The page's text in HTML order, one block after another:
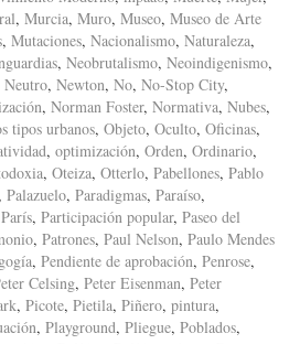
, Murcia, Muro, Museo, Museo de Arte
, Mutaciones, Nacionalismo, Naturaleza,
, Neobrutalismo, Neoindigenismo,
Neutro, Newton, No, No-Stop City,
, Norman Foster, Normativa, Nubes,
tipos urbanos, Objeto, Oculto, Oficinas,
, optimización, Orden, Ordinario,
, Oteiza, Otterlo, Pabellones, Pablo
Palazuelo, Paradigmas, Paraíso,
París, Participación popular, Paseo del
, Patrones, Paul Nelson, Paulo Mendes
, Pendiente de aprobación, Penrose,
Celsing, Peter Eisenman, Peter
, Picote, Pietila, Piñero, pintura,
, Playground, Pliegue, Poblados,